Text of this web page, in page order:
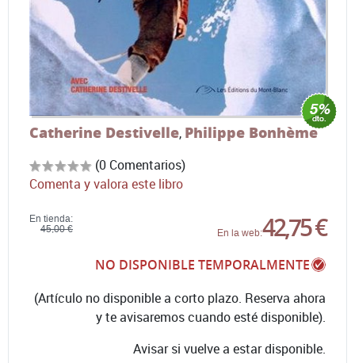
Catherine Destivelle, Philippe Bonhème
(0 Comentarios)
Comenta y valora este libro
En tienda:
45,00 €
En la web:42,75 €
NO DISPONIBLE TEMPORALMENTE
(Artículo no disponible a corto plazo. Reserva ahora
y te avisaremos cuando esté disponible).
Avisar si vuelve a estar disponible.